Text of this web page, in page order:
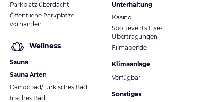
Parkplatz überdacht
Öffentliche Parkplätze
vorhanden
Wellness
Sauna
Sauna Arten
Dampfbad/Türkisches Bad
Irisches Bad
Unterhaltung
Kasino
Sportevents Live-
Übertragungen
Filmabende
Klimaanlage
Verfügbar
Sonstiges